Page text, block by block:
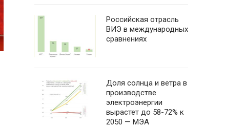
Российская отрасль
ВИЭ в международных
сравнениях
Доля солнца и ветра в
производстве
электроэнергии
вырастет до 58-72% к
2050 — МЭА